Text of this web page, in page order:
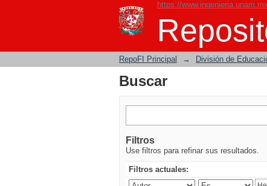
https://www.ingenieria.unam.mx
Buscar
RepoFI Principal → División de
Buscar
Filtros
Use filtros para refinar sus resultados.
Filtros actuales: